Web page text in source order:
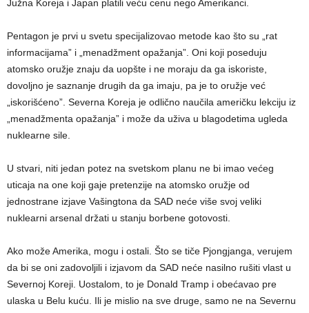
Južna Koreja i Japan platili veću cenu nego Amerikanci.
Pentagon je prvi u svetu specijalizovao metode kao što su „rat
informacijama” i „menadžment opažanja”. Oni koji poseduju
atomsko oružje znaju da uopšte i ne moraju da ga iskoriste,
dovoljno je saznanje drugih da ga imaju, pa je to oružje već
„iskorišćeno”. Severna Koreja je odlično naučila američku lekciju iz
„menadžmenta opažanja” i može da uživa u blagodetima ugleda
nuklearne sile.
U stvari, niti jedan potez na svetskom planu ne bi imao većeg
uticaja na one koji gaje pretenzije na atomsko oružje od
jednostrane izjave Vašingtona da SAD neće više svoj veliki
nuklearni arsenal držati u stanju borbene gotovosti.
Ako može Amerika, mogu i ostali. Što se tiče Pjongjanga, verujem
da bi se oni zadovoljili i izjavom da SAD neće nasilno rušiti vlast u
Severnoj Koreji. Uostalom, to je Donald Tramp i obećavao pre
ulaska u Belu kuću. Ili je mislio na sve druge, samo ne na Severnu